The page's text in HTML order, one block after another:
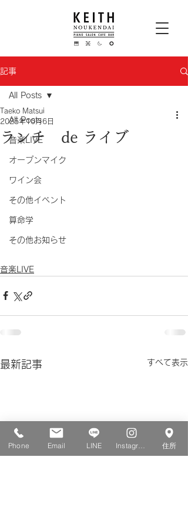
記事
All Posts
音楽LIVE
オープンマイク
ワイン会
その他イベント
算命学
その他お知らせ
All Posts
ランチ de ライブ
Taeko Matsui
2025年10月6日
音楽LIVE
最新記事 すべて表示
Phone Email LINE 住所